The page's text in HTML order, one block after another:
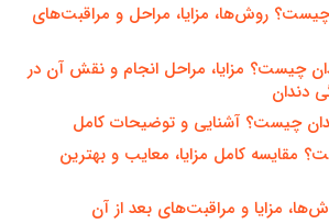
روش‌ها، مزایا، مراحل و مراقبت‌های
چیست؟ مزایا، مراحل انجام و نقش آن در
دندان
چیست؟ آشنایی و توضیحات کامل
مقایسه کامل مزایا، معایب و بهترین
مزایا و مراقبت‌های بعد از آن